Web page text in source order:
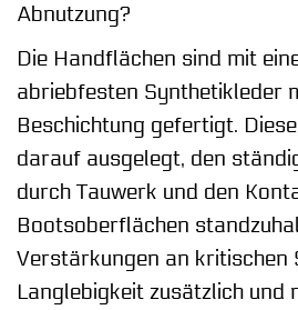
Abnutzung?
Die Handflächen sind mit
abriebfesten Synthetikleder
Beschichtung gefertigt.
darauf ausgelegt, den
durch Tauwerk und den
Bootsoberflächen
Verstärkungen an kritischen
Langlebigkeit zusätzlich und